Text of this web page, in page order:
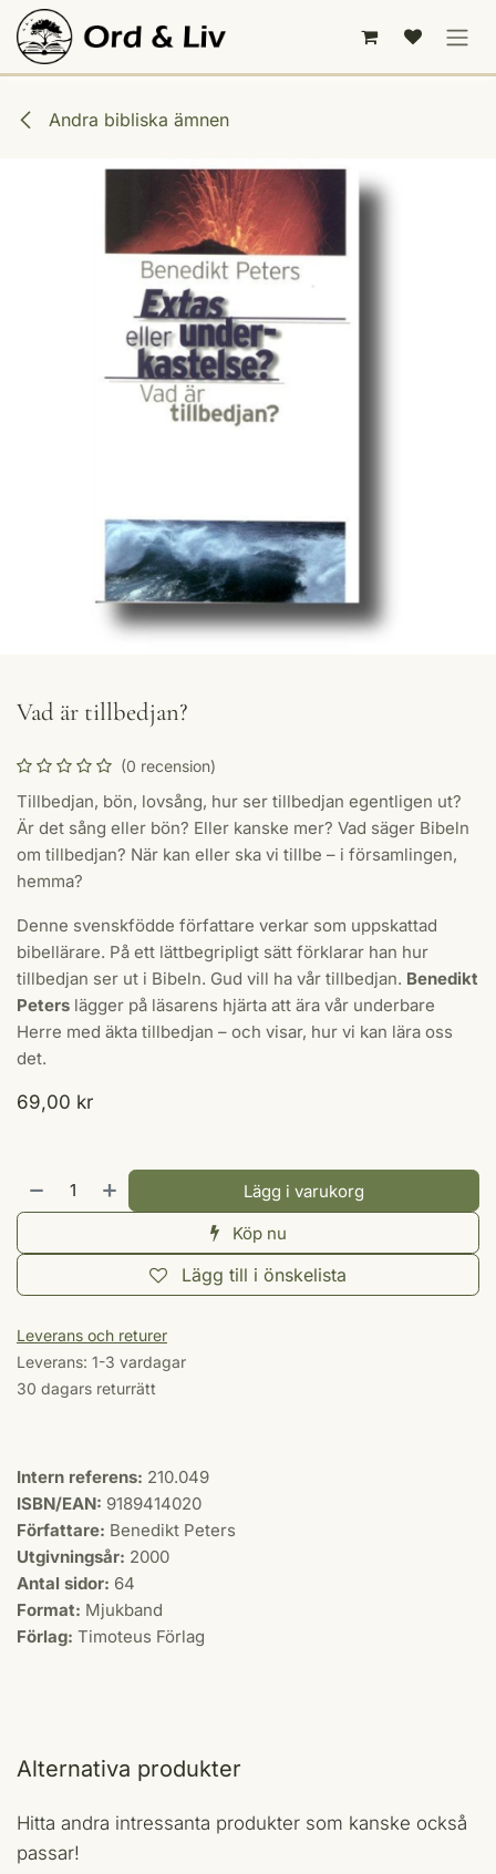
Hoppa till innehåll
Andra bibliska ämnen
Vad är tillbedjan?
(0 recension)
Tillbedjan, bön, lovsång, hur ser tillbedjan egentligen ut?
Är det sång eller bön? Eller kanske mer? Vad säger Bibeln
om tillbedjan? När kan eller ska vi tillbe – i församlingen,
hemma?
Denne svenskfödde författare verkar som uppskattad
bibellärare. På ett lättbegripligt sätt förklarar han hur
tillbedjan ser ut i Bibeln. Gud vill ha vår tillbedjan. Benedikt
Peters lägger på läsarens hjärta att ära vår underbare
Herre med äkta tillbedjan – och visar, hur vi kan lära oss
det.
69,00 kr
Lägg i varukorg
Köp nu
Lägg till i önskelista
Leverans och returer
Leverans: 1-3 vardagar
30 dagars returrätt
Intern referens: 210.049
ISBN/EAN: 9189414020
Författare: Benedikt Peters
Utgivningsår: 2000
Antal sidor: 64
Format: Mjukband
Förlag: Timoteus Förlag
Alternativa produkter
Hitta andra intressanta produkter som kanske också
passar!